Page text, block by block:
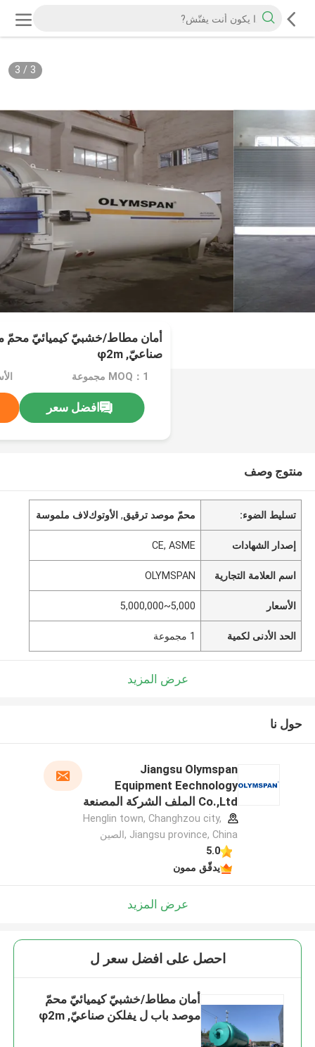
3
/
3
أمان مطاط/خشبيّ كيميائيّ محمّ
صناعيّ, φ2m
MOQ：1 مجموعة
افضل سعر
منتوج وصف
تسليط الضوء: محمّ موصد ترقيق,اﻷوتوكﻻف ملموسة
إصدار الشهادات CE, ASME
اسم العلامة التجارية OLYMSPAN
الأسعار 5,000~5,000,000
الحد الأدنى لكمية 1 مجموعة
عرض المزيد
حول نا
Jiangsu Olymspan
Equipment Eechnology
Co.,Ltd الملف الشركة المصنعة
Henglin town, Changhzou city,
Jiangsu province, China ,الصين
5.0
يدقّق ممون
عرض المزيد
احصل على افضل سعر ل
أمان مطاط/خشبيّ كيميائيّ محمّ
موصد باب ل يفلكن صناعيّ, φ2m